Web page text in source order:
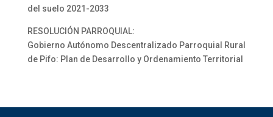
del suelo 2021-2033
RESOLUCIÓN PARROQUIAL:
Gobierno Autónomo Descentralizado Parroquial Rural
de Pifo: Plan de Desarrollo y Ordenamiento Territorial